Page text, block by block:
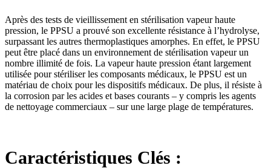
Après des tests de vieillissement en stérilisation vapeur haute
pression, le PPSU a prouvé son excellente résistance à l’hydrolyse,
surpassant les autres thermoplastiques amorphes. En effet, le PPSU
peut être placé dans un environnement de stérilisation vapeur un
nombre illimité de fois. La vapeur haute pression étant largement
utilisée pour stériliser les composants médicaux, le PPSU est un
matériau de choix pour les dispositifs médicaux. De plus, il résiste à
la corrosion par les acides et bases courants – y compris les agents
de nettoyage commerciaux – sur une large plage de températures.
Caractéristiques Clés :